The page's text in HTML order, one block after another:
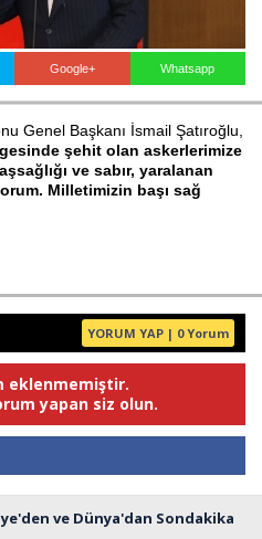
Google+ Whatsapp
Genel Başkanı İsmail Şatıroğlu,
şehit olan askerlerimize
ve sabır, yaralanan
Milletimizin başı sağ
YORUM YAP | 0 Yorum
eklenmemiştir.
yapan siz olun.
ve Dünya'dan Sondakika
Haberin Doğru Adresi.